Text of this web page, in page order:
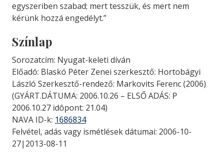
egyszeriben szabad; mert tesszük, és mert nem
kérünk hozzá engedélyt.”
Színlap
Sorozatcím: Nyugat-keleti díván
Előadó: Blaskó Péter Zenei szerkesztő: Hortobágyi
László Szerkesztő-rendező: Markovits Ferenc (2006)
(GYÁRT.DÁTUMA: 2006.10.26 – ELSŐ ADÁS: P
2006.10.27 idôpont: 21.04)
NAVA ID-k: 1686834
Felvétel, adás vagy ismétlések dátumai: 2006-10-
27|2013-08-11